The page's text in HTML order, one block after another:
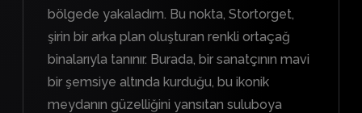
bölgede yakaladım. Bu nokta, Stortorget,
şirin bir arka plan oluşturan renkli ortaçağ
binalarıyla tanınır. Burada, bir sanatçının mavi
bir şemsiye altında kurduğu, bu ikonik
meydanın güzelliğini yansıtan suluboya